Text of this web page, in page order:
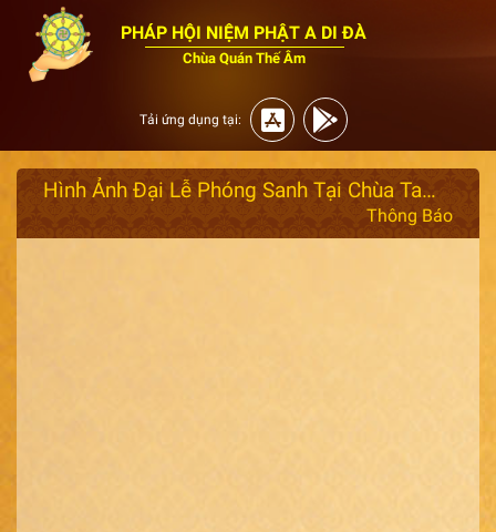
PHÁP HỘI NIỆM PHẬT A DI ĐÀ
Chùa Quán Thế Âm
Tải ứng dụng tại:
Hình Ảnh Đại Lễ Phóng Sanh Tại Chùa Tam Chúc Tỉnh Hà Nam, Thứ 5 Ngày 21/12/2023
Thông Báo